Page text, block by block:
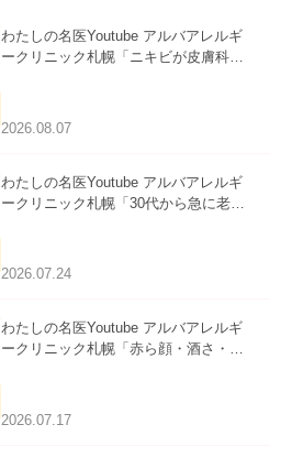
わたしの名医Youtube アルバアレルギ
ークリニック札幌「ニキビが皮膚科で
ました。
2026.08.07
わたしの名医Youtube アルバアレルギ
ークリニック札幌「30代から急に老け
た。
2026.07.24
わたしの名医Youtube アルバアレルギ
ークリニック札幌「赤ら顔・酒さ・ニ
ました。
2026.07.17